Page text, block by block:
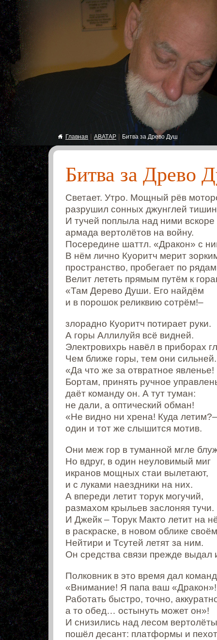
Главная | АВАТАР | Битва за Древо Душ
Битва за Древо
Светает. Утро. Мощный рёв
разрушил сонных джунглей
И тучей поплыла над ними вскоре
армада вертолётов на войну.
Посередине шаттл. «Дракон» с
В нём лично Куоритч мерит
пространство, пробегает по
Велит лететь прямым путём к
«Там Дерево Души. Его найдём
и в порошок реликвию сотрём!–
злорадно Куоритч потирает руки.
А горы Аллилуйя всё видней.
Электровихрь навёл в приборах
Чем ближе горы, тем они сильней.
«Да что же за отвратное явленье!
Бортам, принять ручное
даёт команду он. А тут туман:
не дали, а оптический обман!
«Не видно ни хрена! Куда летим?–
один и тот же слышится мотив.
Они меж гор в туманной мгле
Но вдруг, в один неуловимый миг
икранов мощных стаи вылетают,
и с луками наездники на них.
А впереди летит торук могучий,
размахом крыльев заслоняя тучи.
И Джейк – Торук Макто летит на
в раскраске, в новом облике
Нейтири и Тсутей летят за ним.
Он средства связи прежде выдал
Полковник в это время дал
«Внимание! Я папа ваш «Дракон»!
Работать быстро, точно,
а то обед… остынуть может он»!
И снизились над лесом
пошёл десант: платформы и